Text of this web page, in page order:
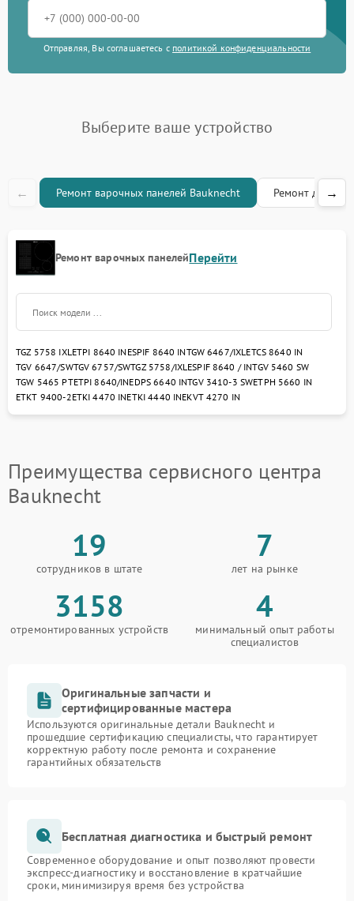
Отправляя, Вы соглашаетесь с политикой конфиденциальности
Выберите ваше устройство
← Ремонт варочных панелей Bauknecht Ремонт →
Ремонт варочных панелейПерейти
TGZ 5758 IXLETPI 8640 IN ESPIF 8640 INTGW 6467/IXLETCS 8640 IN
TGV 6647/SWTGV 6757/SWTGZ 5758/IXLESPIF 8640 / INTGV 5460 SW
TGW 5465 PTETPI 8640/INEDPS 6640 INTGV 3410-3 SWETPH 5660 IN
ETKT 9400-2ETKI 4470 INETKI 4440 INEKVT 4270 IN
Преимущества сервисного центра
Bauknecht
19
сотрудников в штате
7
лет на рынке
3158
отремонтированных устройств
4
минимальный опыт работы
специалистов
Оригинальные запчасти и
сертифицированные мастера
Используются оригинальные детали Bauknecht и
прошедшие сертификацию специалисты, что гарантирует
корректную работу после ремонта и сохранение
гарантийных обязательств
Бесплатная диагностика и быстрый ремонт
Современное оборудование и опыт позволяют провести
экспресс-диагностику и восстановление в кратчайшие
сроки, минимизируя время без устройства